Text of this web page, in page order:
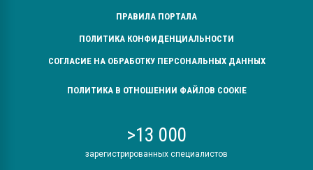
ПРАВИЛА ПОРТАЛА
ПОЛИТИКА КОНФИДЕНЦИАЛЬНОСТИ
СОГЛАСИЕ НА ОБРАБОТКУ ПЕРСОНАЛЬНЫХ ДАННЫХ
ПОЛИТИКА В ОТНОШЕНИИ ФАЙЛОВ COOKIE
>13 000
зарегистрированных специалистов